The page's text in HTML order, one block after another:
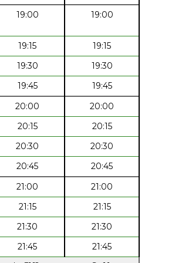
19:00 19:00
19:15
19:15
19:30
19:30
19:45
19:45
20:00
20:00
20:15
20:15
20:30
20:30
20:45
20:45
21:00
21:00
21:15
21:15
21:30
21:30
21:45 21:45